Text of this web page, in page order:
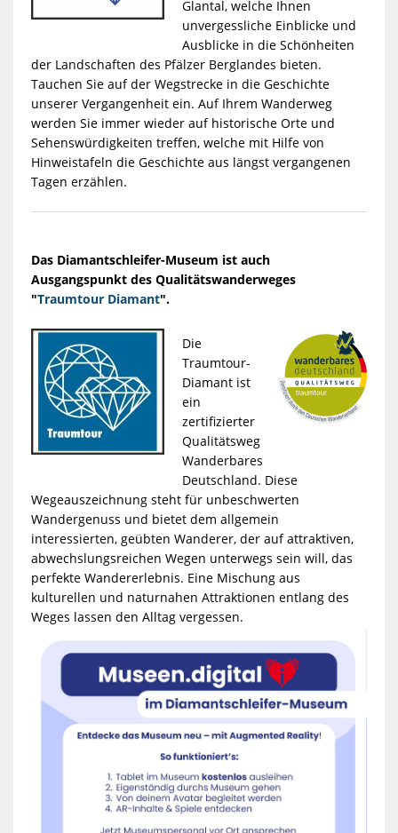
Glantal, welche Ihnen
unvergessliche Einblicke und
Ausblicke in die Schönheiten
der Landschaften des Pfälzer Berglandes bieten.
Tauchen Sie auf der Wegstrecke in die Geschichte
unserer Vergangenheit ein. Auf Ihrem Wanderweg
werden Sie immer wieder auf historische Orte und
Sehenswürdigkeiten treffen, welche mit Hilfe von
Hinweistafeln die Geschichte aus längst vergangenen
Tagen erzählen.
Das Diamantschleifer-Museum ist auch
Ausgangspunkt des Qualitätswanderweges
"Traumtour Diamant".
Die
Traumtour-
Diamant ist
ein
zertifizierter
Qualitätsweg
Wanderbares
Deutschland. Diese
Wegeauszeichnung steht für unbeschwerten
Wandergenuss und bietet dem allgemein
interessierten, geübten Wanderer, der auf attraktiven,
abwechslungsreichen Wegen unterwegs sein will, das
perfekte Wandererlebnis. Eine Mischung aus
kulturellen und naturnahen Attraktionen entlang des
Weges lassen den Alltag vergessen.